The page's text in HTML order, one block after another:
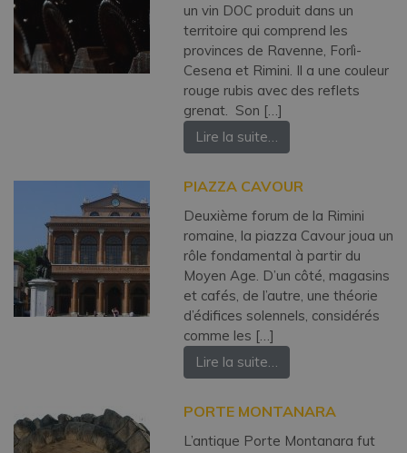
un vin DOC produit dans un
territoire qui comprend les
provinces de Ravenne, Forlì-
Cesena et Rimini. Il a une couleur
rouge rubis avec des reflets
grenat. Son […]
Lire la suite…
PIAZZA CAVOUR
Deuxième forum de la Rimini
romaine, la piazza Cavour joua un
rôle fondamental à partir du
Moyen Age. D’un côté, magasins
et cafés, de l’autre, une théorie
d’édifices solennels, considérés
comme les […]
Lire la suite…
PORTE MONTANARA
L’antique Porte Montanara fut